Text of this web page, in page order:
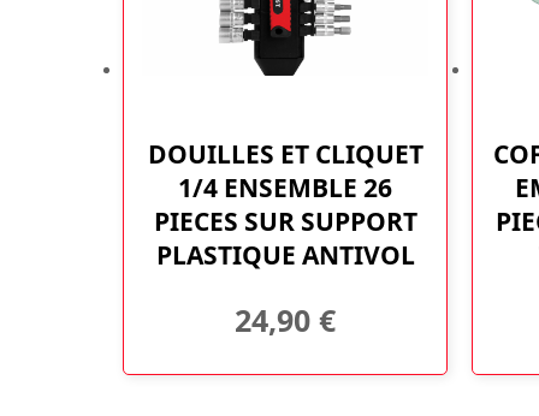
DOUILLES ET CLIQUET
1/4 ENSEMBLE 26
PIECES SUR SUPPORT
PLASTIQUE ANTIVOL
24,90 €